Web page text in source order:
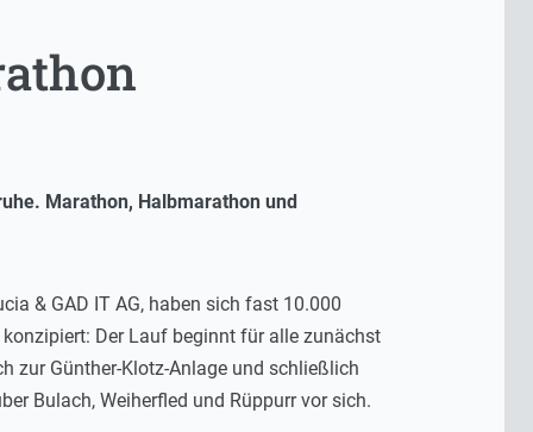
Marathon, Halbmarathon und
& GAD IT AG, haben sich fast 10.000
Der Lauf beginnt für alle zunächst
zur Günther-Klotz-Anlage und schließlich
Bulach, Weiherfled und Rüppurr vor sich.